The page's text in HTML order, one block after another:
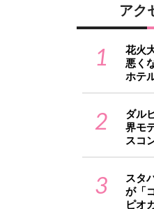
アク
1
花火
悪く
ホテ
2
ダル
界モ
スコ
3
スタ
が「
ピオ